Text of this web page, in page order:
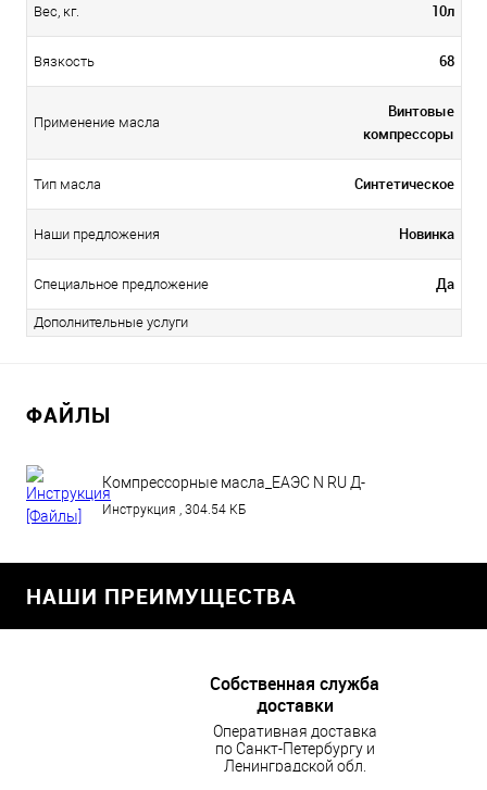
Вес, кг. 10л
Вязкость 68
Применение масла
Винтовые
компрессоры
Тип масла Синтетическое
Наши предложения Новинка
Специальное предложение Да
Дополнительные услуги
ФАЙЛЫ
Компрессорные масла_ЕАЭС N RU Д-
HU.РА01.В.44751_30.07.2021.pdf
Инструкция , 304.54 КБ
НАШИ ПРЕИМУЩЕСТВА
Собственная служба
доставки
Оперативная доставка
по Санкт-Петербургу и
Ленинградской обл.